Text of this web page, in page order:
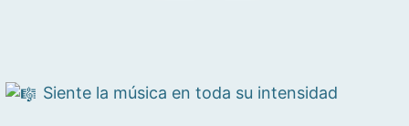
Siente la música en toda su intensidad